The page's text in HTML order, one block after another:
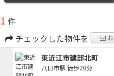
1 件
チェックした物件を
お
東近江市建部北町
八日市駅 徒歩20分